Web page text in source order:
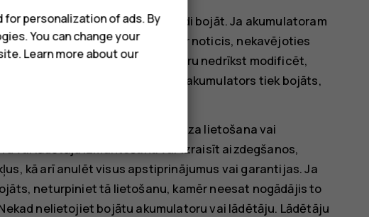
saliekt, caurdurt vai citādi bojāt. Ja akumulatoram
uz ādas vai acīs. Ja tā tomēr ir noticis, nekavējoties
palīdzību. Akumulatoru nedrīkst modificēt,
to ūdenī vai citos šķidrumos. Ja akumulators tiek bojāts,
mērķiem. Nepareiza lietošana vai
vai lādētāju izmantošana var izraisīt aizdegšanos,
kā arī anulēt visus apstiprinājumus vai garantijas. Ja
neturpiniet tā lietošanu, kamēr neesat nogādājis to
nelietojiet bojātu akumulatoru vai lādētāju. Lādētāju
personalization of ads. By
You can change your
Learn more about our